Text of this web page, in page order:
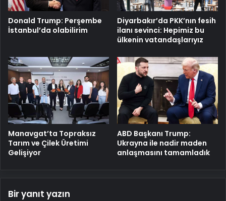
Donald Trump: Perşembe
İstanbul’da olabilirim
Diyarbakır’da PKK’nın fesih
ilanı sevinci: Hepimiz bu
ülkenin vatandaşlarıyız
Manavgat’ta Topraksız
Tarım ve Çilek Üretimi
Gelişiyor
ABD Başkanı Trump:
Ukrayna ile nadir maden
anlaşmasını tamamladık
Bir yanıt yazın